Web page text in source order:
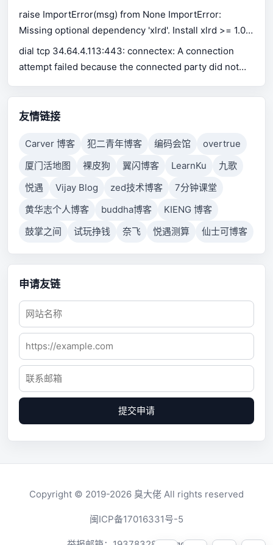
raise ImportError(msg) from None ImportError:
Missing optional dependency 'xlrd'. Install xlrd >= 1.0.0
for Excel support Use pip or conda to install xlrd.
dial tcp 34.64.4.113:443: connectex: A connection
attempt failed because the connected party did not
connection failed because connected host has failed
to respond.
友情链接
Carver 博客 犯二青年博客 编码会馆
overtrue
厦门活地图
裸皮狗 翼闪博客 LearnKu
九歌
悦遇
Vijay Blog zed技术博客
7分钟课堂
黄华志个人博客
buddha博客
KIENG 博客
鼓掌之间
试玩挣钱 奈飞 悦遇测算 仙士可博客
申请友链
提交申请
Copyright © 2019-2026 臭大佬 All rights reserved
闽ICP备17016331号-5